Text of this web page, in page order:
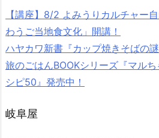
【講座】8/2 よみうりカルチャー
わうご当地食文化」開講！
ハヤカワ新書『カップ焼きそばの謎
旅のごはんBOOKシリーズ『マル
シピ50』発売中！
岐阜屋